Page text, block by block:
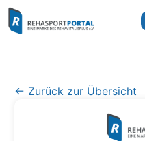
← Zurück zur Übersicht